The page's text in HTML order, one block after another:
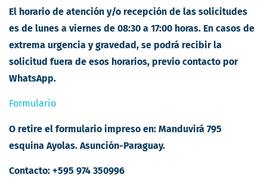
El horario de atención y/o recepción de las solicitudes
es de lunes a viernes de 08:30 a 17:00 horas. En casos de
extrema urgencia y gravedad, se podrá recibir la
solicitud fuera de esos horarios, previo contacto por
WhatsApp.
Formulario
O retire el formulario impreso en: Manduvirá 795
esquina Ayolas. Asunción-Paraguay.
Contacto: +595 974 350996